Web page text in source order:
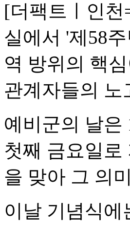
[더팩트ㅣ인
실에서 '제58
역 방위의 핵
관계자들의 노
예비군의 날은
첫째 금요일로
을 맞아 그 의
이날 기념식에